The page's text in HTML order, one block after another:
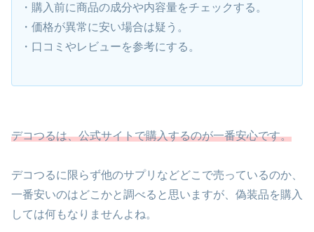
・購入前に商品の成分や内容量をチェックする。
・価格が異常に安い場合は疑う。
・口コミやレビューを参考にする。
デコつるは、公式サイトで購入するのが一番安心です。
デコつるに限らず他のサプリなどどこで売っているのか、
一番安いのはどこかと調べると思いますが、偽装品を購入
しては何もなりませんよね。